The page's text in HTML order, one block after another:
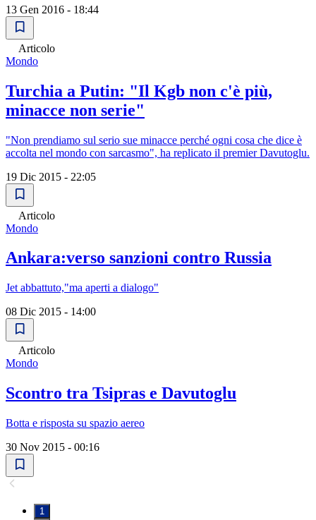
13 Gen 2016 - 18:44
Articolo
Mondo
Turchia a Putin: "Il Kgb non c'è più,
minacce non serie"
"Non prendiamo sul serio sue minacce perché ogni cosa che dice è
accolta nel mondo con sarcasmo", ha replicato il premier Davutoglu.
19 Dic 2015 - 22:05
Articolo
Mondo
Ankara:verso sanzioni contro Russia
Jet abbattuto,"ma aperti a dialogo"
08 Dic 2015 - 14:00
Articolo
Mondo
Scontro tra Tsipras e Davutoglu
Botta e risposta su spazio aereo
30 Nov 2015 - 00:16
1